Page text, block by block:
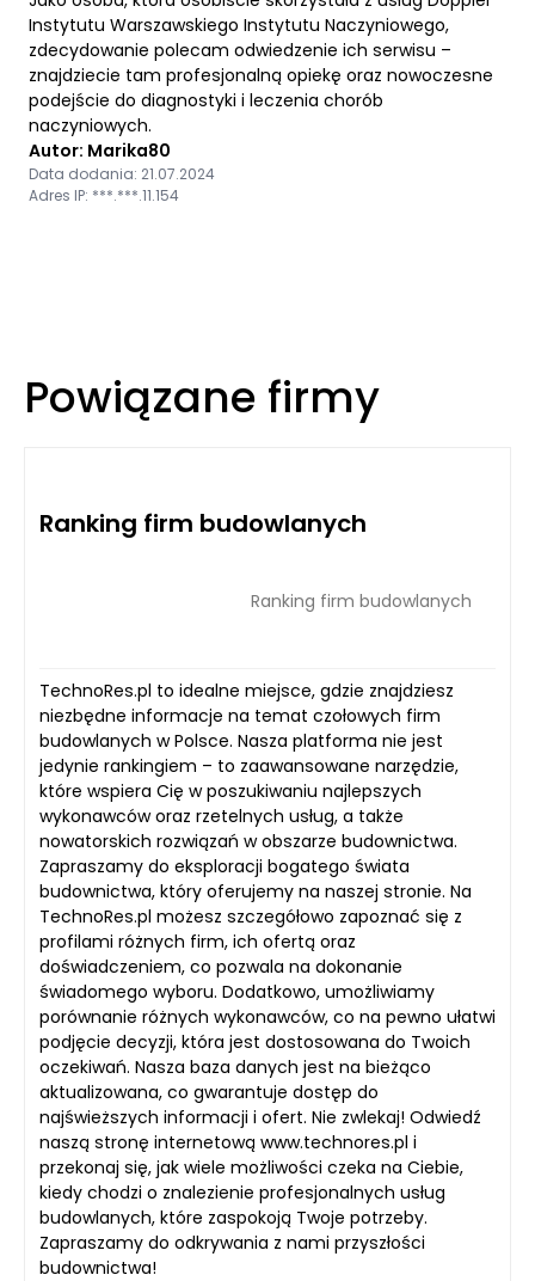
Instytutu Warszawskiego Instytutu Naczyniowego,
zdecydowanie polecam odwiedzenie ich serwisu –
znajdziecie tam profesjonalną opiekę oraz nowoczesne
podejście do diagnostyki i leczenia chorób
naczyniowych.
Autor: Marika80
Data dodania: 21.07.2024
Adres IP: ***.***.11.154
Powiązane firmy
Ranking firm budowlanych
Ranking firm budowlanych
TechnoRes.pl to idealne miejsce, gdzie znajdziesz
niezbędne informacje na temat czołowych firm
budowlanych w Polsce. Nasza platforma nie jest
jedynie rankingiem – to zaawansowane narzędzie,
które wspiera Cię w poszukiwaniu najlepszych
wykonawców oraz rzetelnych usług, a także
nowatorskich rozwiązań w obszarze budownictwa.
Zapraszamy do eksploracji bogatego świata
budownictwa, który oferujemy na naszej stronie. Na
TechnoRes.pl możesz szczegółowo zapoznać się z
profilami różnych firm, ich ofertą oraz
doświadczeniem, co pozwala na dokonanie
świadomego wyboru. Dodatkowo, umożliwiamy
porównanie różnych wykonawców, co na pewno ułatwi
podjęcie decyzji, która jest dostosowana do Twoich
oczekiwań. Nasza baza danych jest na bieżąco
aktualizowana, co gwarantuje dostęp do
najświeższych informacji i ofert. Nie zwlekaj! Odwiedź
naszą stronę internetową www.technores.pl i
przekonaj się, jak wiele możliwości czeka na Ciebie,
kiedy chodzi o znalezienie profesjonalnych usług
budowlanych, które zaspokoją Twoje potrzeby.
Zapraszamy do odkrywania z nami przyszłości
budownictwa!